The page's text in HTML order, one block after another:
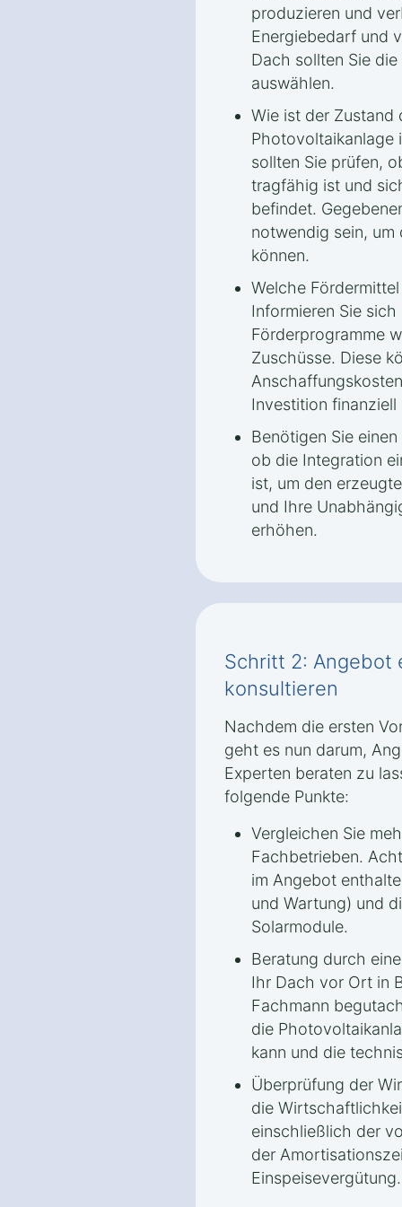
produzieren und
Energiebedarf und
Dach sollten Sie
auswählen.
Wie ist der Zustand
Photovoltaikanlage
sollten Sie prüfen,
tragfähig ist und
befindet.
notwendig sein, um
können.
Welche
Informieren Sie
Förderprogramme
Zuschüsse. Diese
Investition finanziell
Benötigen Sie
ob die Integration
ist, um den
und Ihre
erhöhen.
Schritt 2: Angebot
konsultieren
Nachdem die ersten
geht es nun darum,
Experten beraten zu
folgende Punkte:
Vergleichen Sie
Fachbetrieben.
im Angebot
und Wartung) und
Solarmodule.
Beratung durch
Ihr Dach vor Ort in
Fachmann
die
kann und die
Überprüfung der
die
einschließlich der
der
Einspeisevergütung.